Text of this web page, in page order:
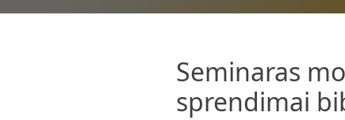
Seminaras
sprendimai